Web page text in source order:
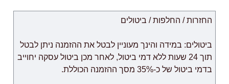
החזרות / החלפות / ביטולים
ביטולים: במידה והינך מעוניין לבטל את ההזמנה ניתן לבטל
תוך 24 שעות ללא דמי ביטול, לאחר מכן ביטול עסקה יחוייב
בדמי ביטול של כ-35% מסך ההזמנה הכוללת.